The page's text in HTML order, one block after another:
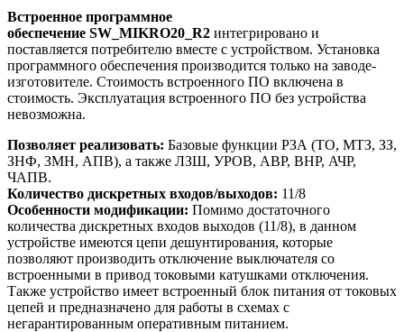
Встроенное программное
обеспечение SW_MIKRO20_R2 интегрировано и
поставляется потребителю вместе с устройством. Установка
программного обеспечения производится только на заводе-
изготовителе. Стоимость встроенного ПО включена в
стоимость. Эксплуатация встроенного ПО без устройства
невозможна.
Позволяет реализовать: Базовые функции РЗА (ТО, МТЗ, ЗЗ,
ЗНФ, ЗМН, АПВ), а также ЛЗШ, УРОВ, АВР, ВНР, АЧР,
ЧАПВ.
Количество дискретных входов/выходов: 11/8
Особенности модификации: Помимо достаточного
количества дискретных входов выходов (11/8), в данном
устройстве имеются цепи дешунтирования, которые
позволяют производить отключение выключателя со
встроенными в привод токовыми катушками отключения.
Также устройство имеет встроенный блок питания от токовых
цепей и предназначено для работы в схемах с
негарантированным оперативным питанием.